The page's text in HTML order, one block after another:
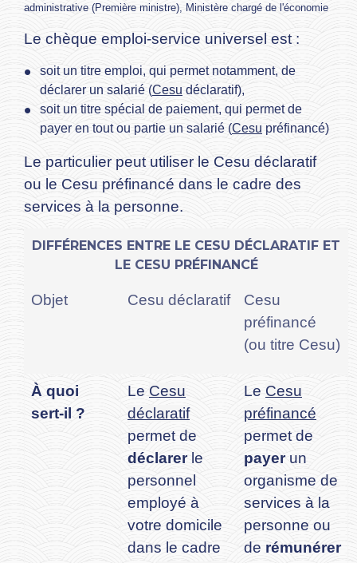
administrative (Première ministre), Ministère chargé de l'économie
Le chèque emploi-service universel est :
soit un titre emploi, qui permet notamment, de
déclarer un salarié (Cesu déclaratif),
soit un titre spécial de paiement, qui permet de
payer en tout ou partie un salarié (Cesu préfinancé)
Le particulier peut utiliser le Cesu déclaratif
ou le Cesu préfinancé dans le cadre des
services à la personne.
DIFFÉRENCES ENTRE LE CESU DÉCLARATIF ET
LE CESU PRÉFINANCÉ
Objet Cesu déclaratif
Cesu
préfinancé
(ou titre Cesu)
À quoi
sert-il ?
Le Cesu
déclaratif
permet de
déclarerle
personnel
employé à
votre domicile
dans le cadre
Le Cesu
préfinancé
permet de
payerun
organisme de
services à la
personne ou
de rémunérer